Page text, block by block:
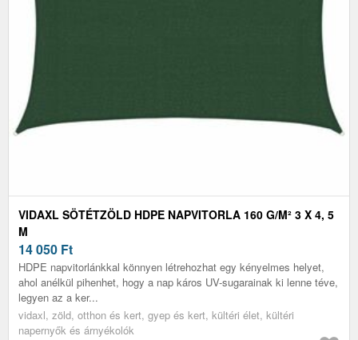
VIDAXL SÖTÉTZÖLD HDPE NAPVITORLA 160 G/M² 3 X 4, 5
M
14 050 Ft
HDPE napvitorlánkkal könnyen létrehozhat egy kényelmes helyet,
ahol anélkül pihenhet, hogy a nap káros UV-sugarainak ki lenne téve,
legyen az a ker...
vidaxl, zöld, otthon és kert, gyep és kert, kültéri élet, kültéri
napernyők és árnyékolók